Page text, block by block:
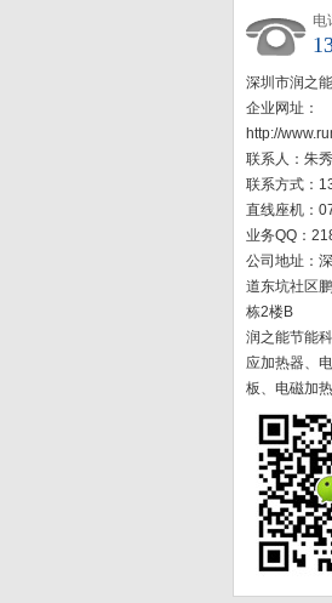
电
深圳市润之
企业网址：
http://
联系人：朱
联系方式：
直线座机：
业务QQ：
公司地址：
道东坑社区
栋2楼B
润之能节能
应加热器、
板、电磁加